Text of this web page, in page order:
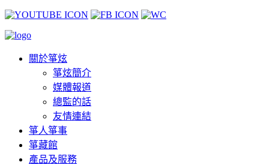
關於箏炫
箏炫簡介
媒體報道
總監的話
友情連結
箏人箏事
箏藏館
產品及服務